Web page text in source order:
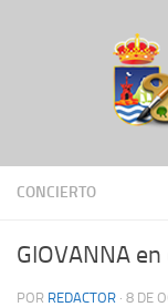
CONCIERTO
GIOVANNA
POR REDACTOR · 8 DE